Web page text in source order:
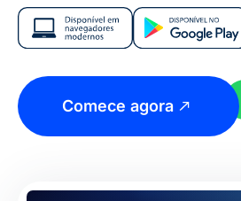
Comece agora